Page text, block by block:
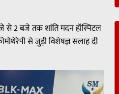
से 2 बजे तक शांति मदन हॉस्पिटल
से जुड़ी विशेषज्ञ सलाह दी